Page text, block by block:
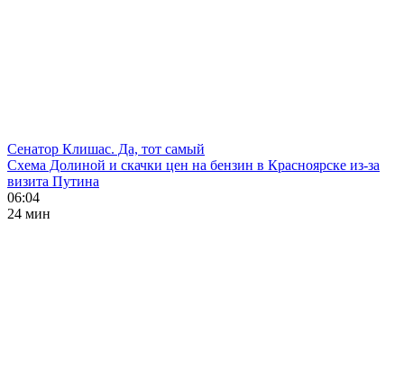
Сенатор Клишас. Да, тот самый
Схема Долиной и скачки цен на бензин в Красноярске из-за
визита Путина
06:04
24 мин